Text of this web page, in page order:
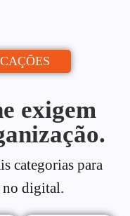
exigem
categorias para
no digital.